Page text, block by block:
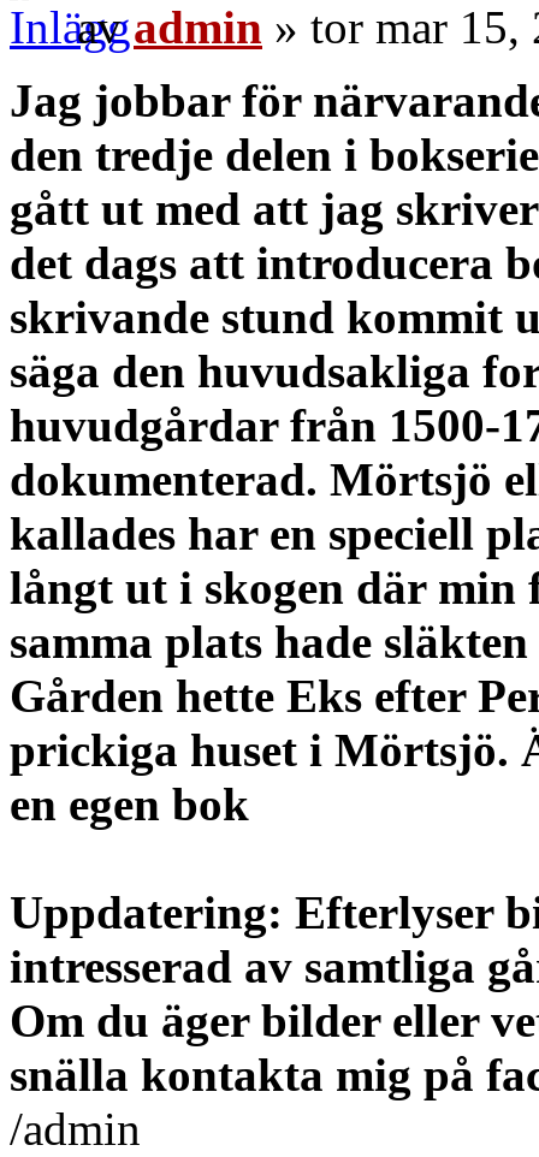
avadmin » tor mar 15,
Jag jobbar för
den tredje delen i
gått ut med att jag
det dags att introducera
skrivande stund kommit
säga den huvudsakliga
huvudgårdar från 1500-
dokumenterad. Mörtsjö
kallades har en speciell
långt ut i skogen där min
samma plats hade
Gården hette Eks efter
prickiga huset i Mörtsjö.
en egen bok
Uppdatering: Efterlyser
intresserad av samtliga
Om du äger bilder eller
snälla kontakta mig på
/admin